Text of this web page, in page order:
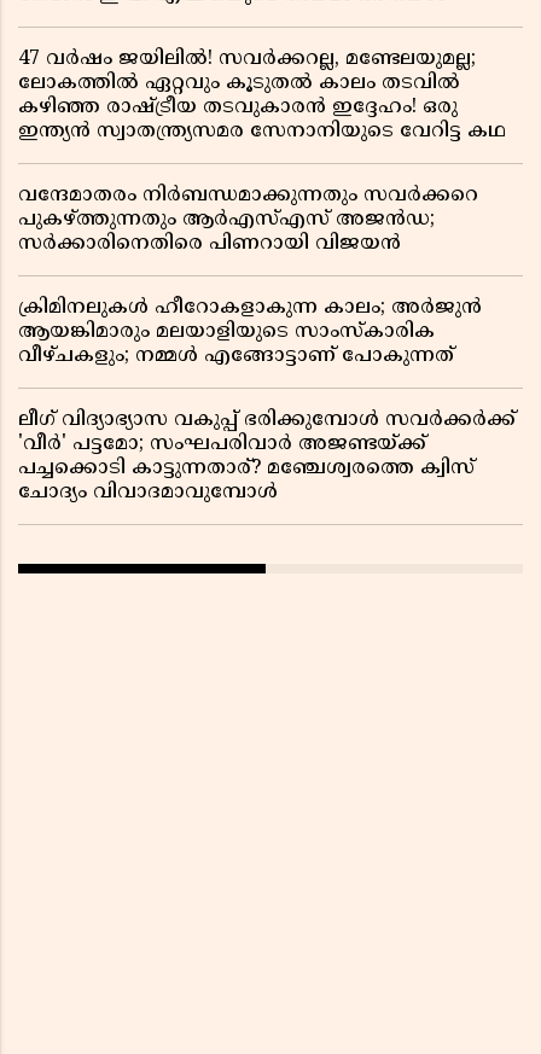
47 വർഷം ജയിലിൽ! സവർക്കറല്ല, മണ്ടേലയുമല്ല;
ലോകത്തിൽ ഏറ്റവും കൂടുതൽ കാലം തടവിൽ
കഴിഞ്ഞ രാഷ്ട്രീയ തടവുകാരൻ ഇദ്ദേഹം! ഒരു
ഇന്ത്യൻ സ്വാതന്ത്ര്യസമര സേനാനിയുടെ വേറിട്ട കഥ
വന്ദേമാതരം നിർബന്ധമാക്കുന്നതും സവർക്കറെ
പുകഴ്ത്തുന്നതും ആർഎസ്എസ് അജൻഡ;
സർക്കാരിനെതിരെ പിണറായി വിജയൻ
ക്രിമിനലുകൾ ഹീറോകളാകുന്ന കാലം; അർജുൻ
ആയങ്കിമാരും മലയാളിയുടെ സാംസ്കാരിക
വീഴ്ചകളും; നമ്മൾ എങ്ങോട്ടാണ് പോകുന്നത്
ലീഗ് വിദ്യാഭ്യാസ വകുപ്പ് ഭരിക്കുമ്പോൾ സവർക്കർക്ക്
'വീർ' പട്ടമോ; സംഘപരിവാർ അജണ്ടയ്ക്ക്
പച്ചക്കൊടി കാട്ടുന്നതാര്? മഞ്ചേശ്വരത്തെ ക്വിസ്
ചോദ്യം വിവാദമാവുമ്പോൾ